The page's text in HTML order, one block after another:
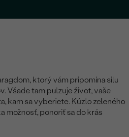
ktorý vám pripomína silu
Všade tam pulzuje život, vaše
kam sa vyberiete. Kúzlo zeleného
možnosť, ponoriť sa do krás